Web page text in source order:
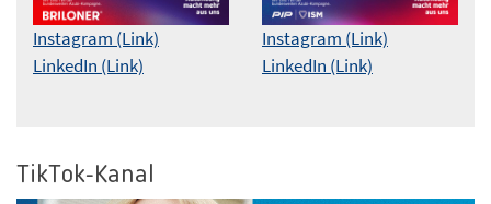
Instagram (Link)
LinkedIn (Link)
Instagram (Link)
LinkedIn (Link)
TikTok-Kanal